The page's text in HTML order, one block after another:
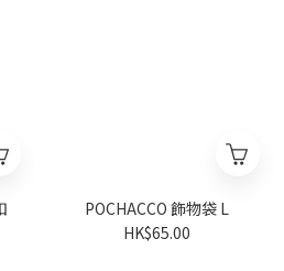
POCHACCO 飾物袋 L
HK$65.00